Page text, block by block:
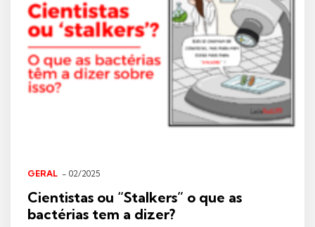
GERAL - 02/2025
Cientistas ou “Stalkers” o que as
bactérias tem a dizer?